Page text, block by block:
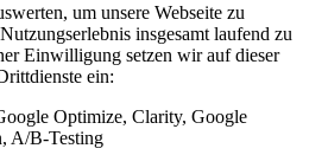
um unsere Webseite zu
insgesamt laufend zu
Einwilligung setzen wir auf dieser
ein:
Optimize, Clarity, Google
A/B-Testing